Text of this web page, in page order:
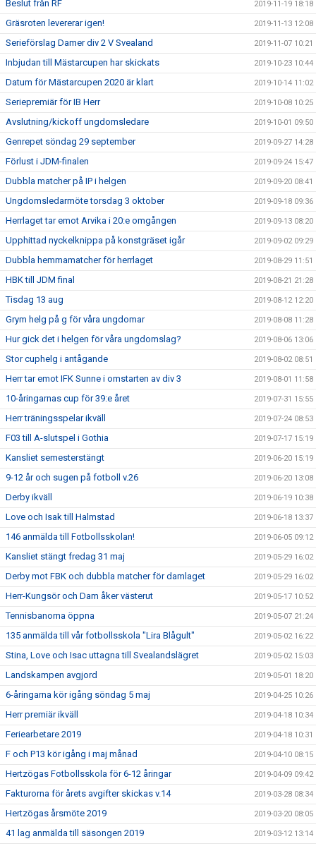
Beslut från RF 2019-11-19 18:18
Gräsroten levererar igen! 2019-11-13 12:08
Serieförslag Damer div 2 V Svealand 2019-11-07 10:21
Inbjudan till Mästarcupen har skickats 2019-10-23 10:44
Datum för Mästarcupen 2020 är klart 2019-10-14 11:02
Seriepremiär för IB Herr 2019-10-08 10:25
Avslutning/kickoff ungdomsledare 2019-10-01 09:50
Genrepet söndag 29 september 2019-09-27 14:28
Förlust i JDM-finalen 2019-09-24 15:47
Dubbla matcher på IP i helgen 2019-09-20 08:41
Ungdomsledarmöte torsdag 3 oktober 2019-09-18 09:36
Herrlaget tar emot Arvika i 20:e omgången 2019-09-13 08:20
Upphittad nyckelknippa på konstgräset igår 2019-09-02 09:29
Dubbla hemmamatcher för herrlaget 2019-08-29 11:51
HBK till JDM final 2019-08-21 21:28
Tisdag 13 aug 2019-08-12 12:20
Grym helg på g för våra ungdomar 2019-08-08 11:28
Hur gick det i helgen för våra ungdomslag? 2019-08-06 13:06
Stor cuphelg i antågande 2019-08-02 08:51
Herr tar emot IFK Sunne i omstarten av div 3 2019-08-01 11:58
10-åringarnas cup för 39:e året 2019-07-31 15:55
Herr träningsspelar ikväll 2019-07-24 08:53
F03 till A-slutspel i Gothia 2019-07-17 15:19
Kansliet semesterstängt 2019-06-20 15:19
9-12 år och sugen på fotboll v.26 2019-06-20 13:08
Derby ikväll 2019-06-19 10:38
Love och Isak till Halmstad 2019-06-18 13:37
146 anmälda till Fotbollsskolan! 2019-06-05 09:12
Kansliet stängt fredag 31 maj 2019-05-29 16:02
Derby mot FBK och dubbla matcher för damlaget 2019-05-29 16:02
Herr-Kungsör och Dam åker västerut 2019-05-17 10:52
Tennisbanorna öppna 2019-05-07 21:24
135 anmälda till vår fotbollsskola "Lira Blågult" 2019-05-02 16:22
Stina, Love och Isac uttagna till Svealandslägret 2019-05-02 15:03
Landskampen avgjord 2019-05-01 18:20
6-åringarna kör igång söndag 5 maj 2019-04-25 10:26
Herr premiär ikväll 2019-04-18 10:34
Feriearbetare 2019 2019-04-18 10:31
F och P13 kör igång i maj månad 2019-04-10 08:15
Hertzögas Fotbollsskola för 6-12 åringar 2019-04-09 09:42
Fakturorna för årets avgifter skickas v.14 2019-03-28 08:34
Hertzögas årsmöte 2019 2019-03-20 08:05
41 lag anmälda till säsongen 2019 2019-03-12 13:14